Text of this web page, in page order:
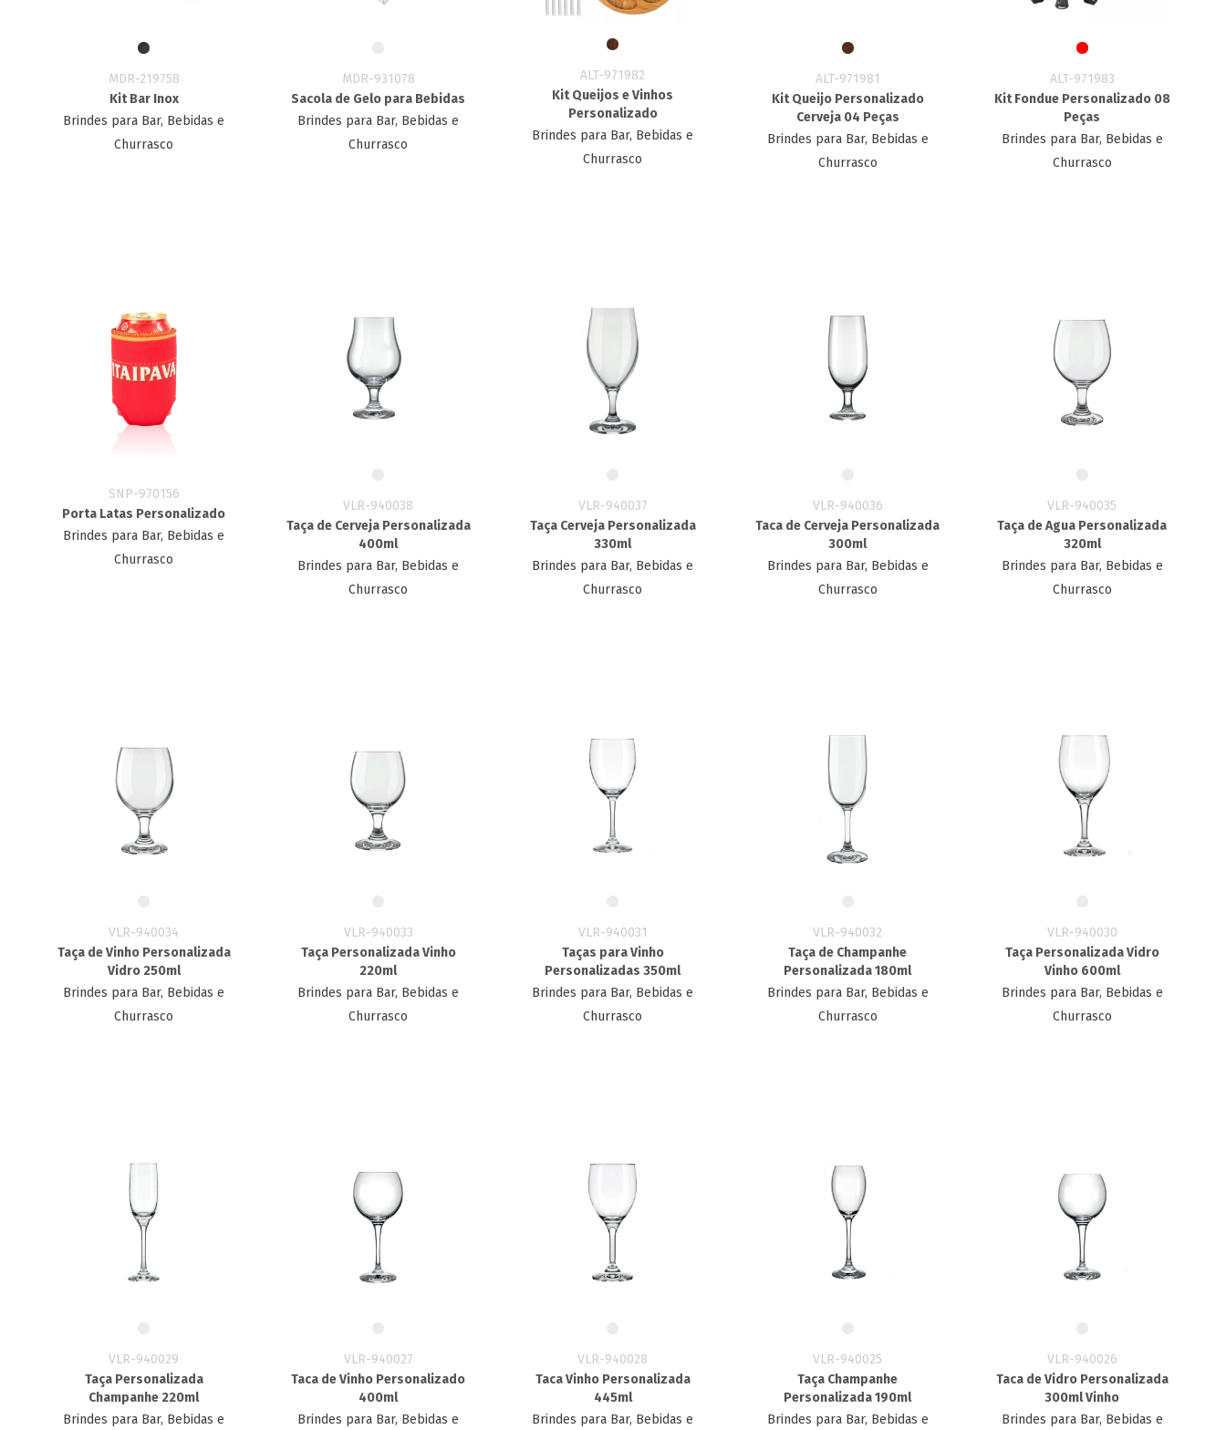
MDR-219758
Kit Bar Inox
Brindes para Bar, Bebidas e
Churrasco
MDR-931078
Sacola de Gelo para Bebidas
Brindes para Bar, Bebidas e
Churrasco
ALT-971982
Kit Queijos e Vinhos
Personalizado
Brindes para Bar, Bebidas e
Churrasco
ALT-971981
Kit Queijo Personalizado
Cerveja 04 Peças
Brindes para Bar, Bebidas e
Churrasco
ALT-971983
Kit Fondue Personalizado 08
Peças
Brindes para Bar, Bebidas e
Churrasco
SNP-970156
Porta Latas Personalizado
Brindes para Bar, Bebidas e
Churrasco
VLR-940038
Taça de Cerveja Personalizada
400ml
Brindes para Bar, Bebidas e
Churrasco
VLR-940037
Taça Cerveja Personalizada​
330ml
Brindes para Bar, Bebidas e
Churrasco
VLR-940036
Taca de Cerveja Personalizada
300ml
Brindes para Bar, Bebidas e
Churrasco
VLR-940035
Taça de Agua Personalizada
320ml
Brindes para Bar, Bebidas e
Churrasco
VLR-940034
Taça de Vinho Personalizada
Vidro 250ml
Brindes para Bar, Bebidas e
Churrasco
VLR-940033
Taça Personalizada Vinho
220ml
Brindes para Bar, Bebidas e
Churrasco
VLR-940031
Taças para Vinho
Personalizadas 350ml
Brindes para Bar, Bebidas e
Churrasco
VLR-940032
Taça de Champanhe
Personalizada​ 180ml
Brindes para Bar, Bebidas e
Churrasco
VLR-940030
Taça Personalizada Vidro​
Vinho 600ml
Brindes para Bar, Bebidas e
Churrasco
VLR-940029
Taça Personalizada
Champanhe​ 220ml
Brindes para Bar, Bebidas e
VLR-940027
Taca de Vinho Personalizado
400ml
Brindes para Bar, Bebidas e
VLR-940028
Taca Vinho Personalizada​
445ml
Brindes para Bar, Bebidas e
VLR-940025
Taça Champanhe
Personalizada 190ml
Brindes para Bar, Bebidas e
VLR-940026
Taca de Vidro Personalizada
300ml Vinho
Brindes para Bar, Bebidas e